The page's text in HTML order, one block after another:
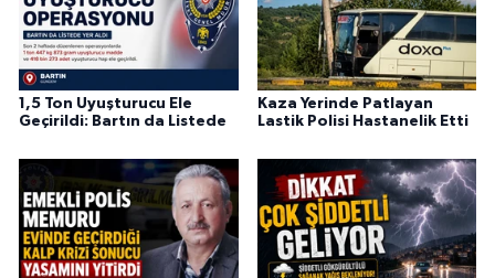
1,5 Ton Uyuşturucu Ele
Geçirildi: Bartın da Listede
Kaza Yerinde Patlayan
Lastik Polisi Hastanelik Etti